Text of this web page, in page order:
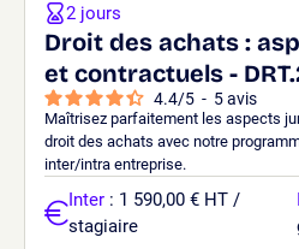
Droit des achats :
et contractuels -
4.4/5 - 5avis
Maîtrisez parfaitement les aspects
droit des achats avec notre
inter/intra entreprise.
2 jours
Inter : 1 590,00 € HT /
stagiaire